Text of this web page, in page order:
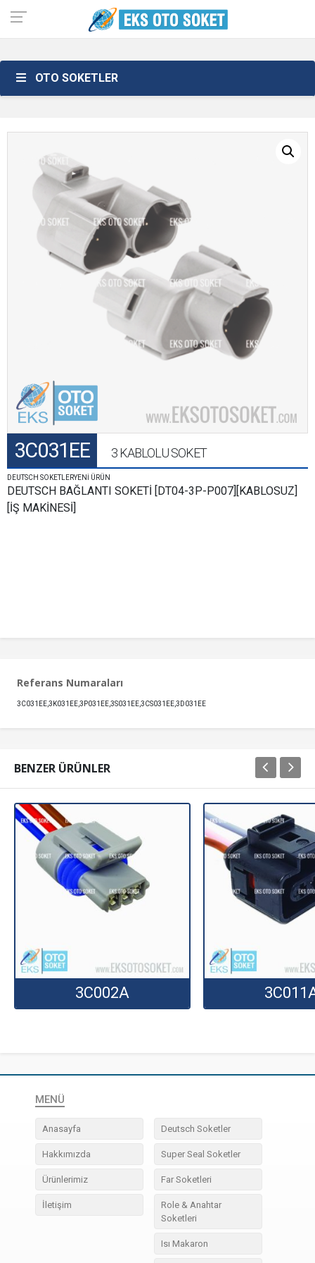
OTO SOKETLER
3C031EE 3 KABLOLU SOKET
DEUTSCH SOKETLERYENİ ÜRÜN
DEUTSCH BAĞLANTI SOKETİ [DT04-3P-P007][KABLOSUZ]
[İŞ MAKİNESİ]
Referans Numaraları
3C031EE,3K031EE,3P031EE,3S031EE,3CS031EE,3D031EE
BENZER ÜRÜNLER
3C002A
MENÜ
Anasayfa
Hakkımızda
Ürünlerimiz
İletişim
Deutsch Soketler
Super Seal Soketler
Far Soketleri
Role & Anahtar
Soketleri
Isı Makaron